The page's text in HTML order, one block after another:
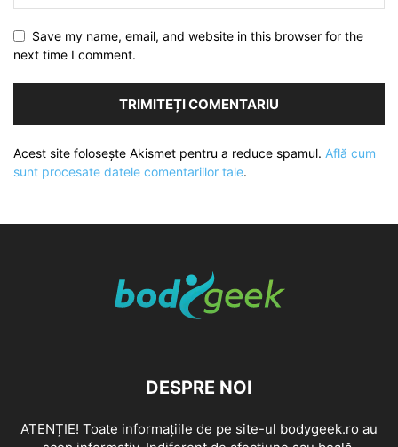
Save my name, email, and website in this browser for the
next time I comment.
Acest site folosește Akismet pentru a reduce spamul. Află cum
sunt procesate datele comentariilor tale.
DESPRE NOI
ATENȚIE! Toate informațiile de pe site-ul bodygeek.ro au